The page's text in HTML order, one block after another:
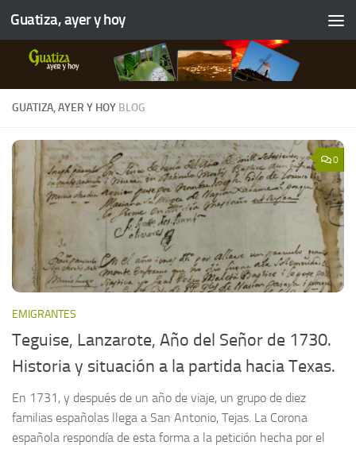
Guatiza, ayer y hoy
GUATIZA, AYER Y HOY BLOG
0
EMIGRANTES
Teguise, Lanzarote, Año del Señor de 1730.
Historia y situación a la partida hacia Texas.
En 1731, y después de un año de viaje, un grupo de diez
familias españolas llega a San Antonio, Tejas. La Corona
española respondía de esta forma a la petición hecha por el